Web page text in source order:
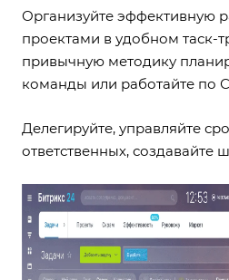
Организуйте эффективную
проектами в удобном таск-
привычную методику
команды или работайте по
Делегируйте, управляйте
ответственных, создавайте